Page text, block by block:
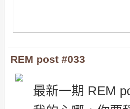
REM post #033
最新一期 REM